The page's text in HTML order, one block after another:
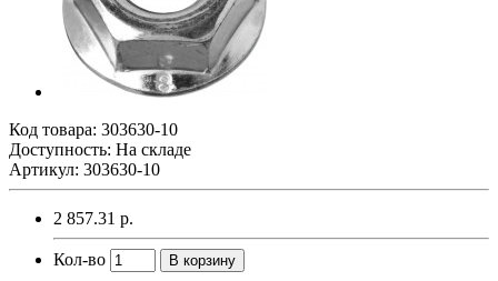
Код товара: 303630-10
Доступность: На складе
Артикул: 303630-10
2 857.31 р.
Кол-во В корзину